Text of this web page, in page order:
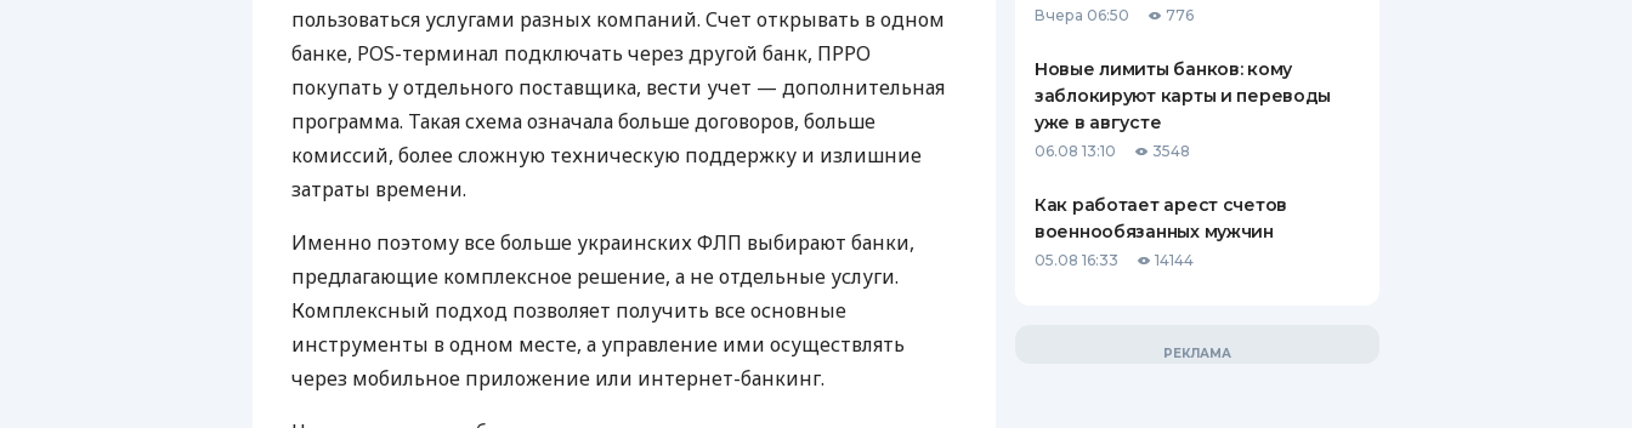
пользоваться услугами разных компаний. Счет открывать в одном
банке, POS-терминал подключать через другой банк, ПРРО
покупать у отдельного поставщика, вести учет — дополнительная
программа. Такая схема означала больше договоров, больше
комиссий, более сложную техническую поддержку и излишние
затраты времени.
Именно поэтому все больше украинских ФЛП выбирают банки,
предлагающие комплексное решение, а не отдельные услуги.
Комплексный подход позволяет получить все основные
инструменты в одном месте, а управление ими осуществлять
через мобильное приложение или интернет-банкинг.
Вчера 06:50 776
Новые лимиты банков: кому
заблокируют карты и переводы
уже в августе
06.08 13:10 3548
Как работает арест счетов
военнообязанных мужчин
05.08 16:33 14144